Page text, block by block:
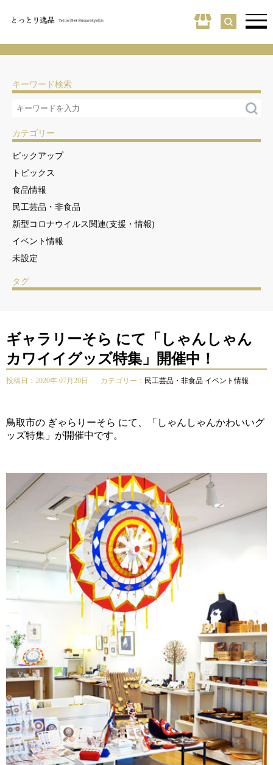
キーワード検索
カテゴリー
ピックアップ
トピックス
食品情報
民工芸品・非食品
新型コロナウイルス関連(支援・情報)
イベント情報
未設定
タグ
ギャラリーそら にて「しゃんしゃん
カワイイグッズ特集」開催中！
投稿日：2020年 07月20日 カテゴリー： 民工芸品・非食品 イベント情報
鳥取市の ぎゃらりーそら にて、「 しゃんしゃんかわいいグ
ッズ特集 」が開催中です。